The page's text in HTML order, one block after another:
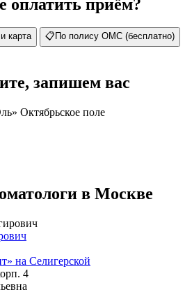
оплатить приём?
карта 📋 По полису ОМС (бесплатно)
запишем вас
Октябрьское поле
в Москве
на Селигерской
4